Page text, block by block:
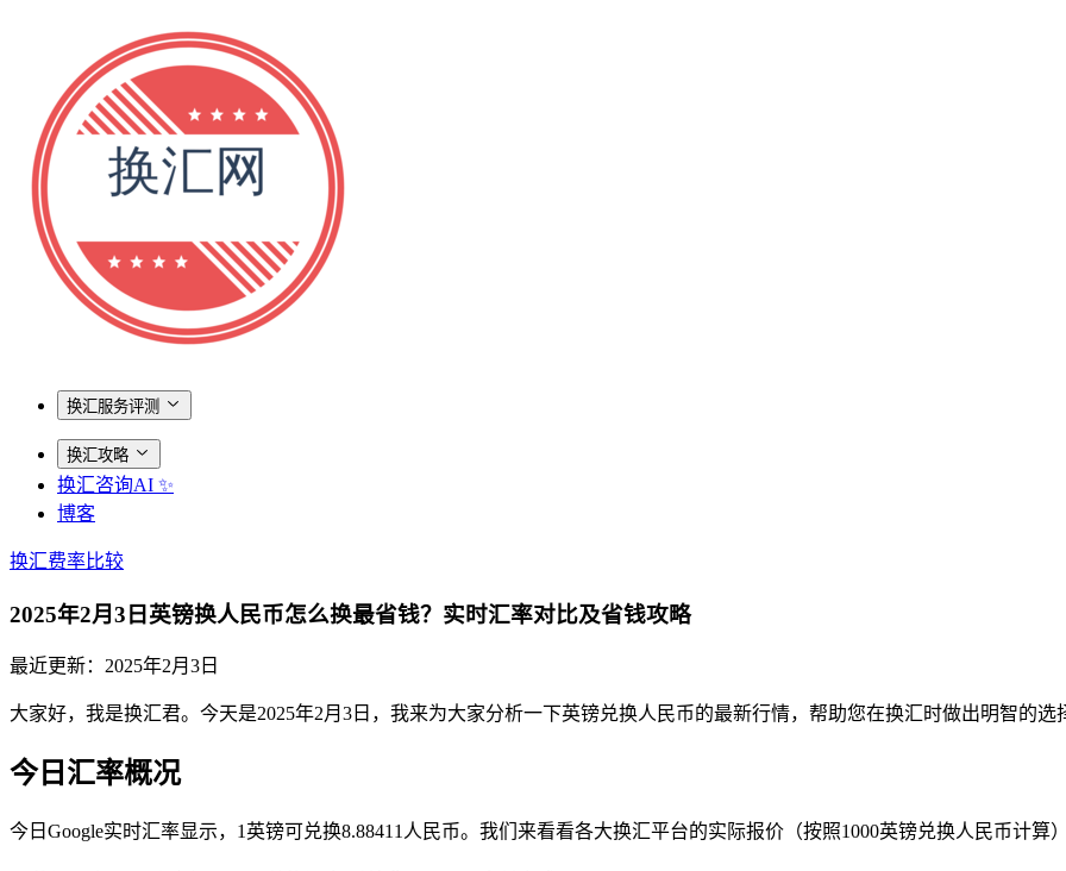
换汇服务评测
换汇攻略
换汇咨询AI ✨
博客
换汇费率比较
2025年2月3日英镑换人民币怎么换最省钱？实时汇率对比及省钱攻略
最近更新： 2025年2月3日
大家好，我是换汇君。今天是2025年2月3日，我来为大家分析一下英镑兑换人民币的最新行情，帮助您在换汇时做出明智的选
今日汇率概况
今日Google实时汇率显示，1英镑可兑换8.88411人民币。我们来看看各大换汇平台的实际报价（按照1000英镑兑换人民币计算）